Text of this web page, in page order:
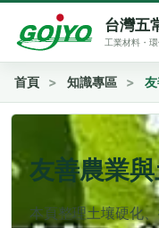
台灣五
首頁 知識專區
友善農業
本頁整理土壤硬化